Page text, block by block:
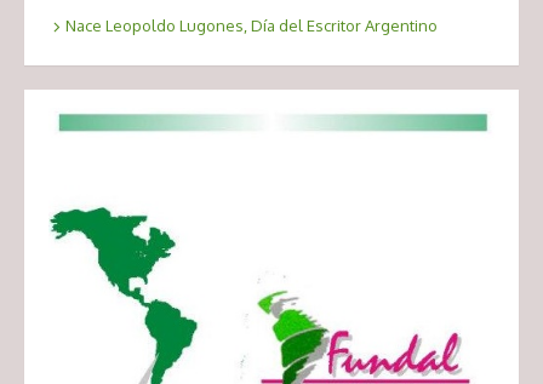
Nace Leopoldo Lugones, Día del Escritor Argentino